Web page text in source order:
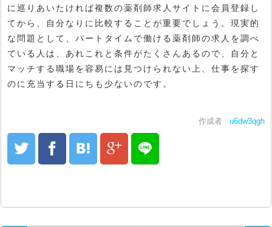
に巡りあいたければ複数の薬剤師求人サイトに会員登録し
てから、自分なりに比較することが重要でしょう。現実的
な問題として、パートタイムで働ける薬剤師の求人を調べ
ている人は、あれこれと条件がたくさんあるので、自分と
マッチする職場を容易には見つけられない上、仕事を探す
のに充当する日にちも少ないのです。
作成者 : u6dw3qgh